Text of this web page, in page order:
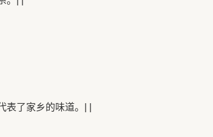
了家乡的味道。| |